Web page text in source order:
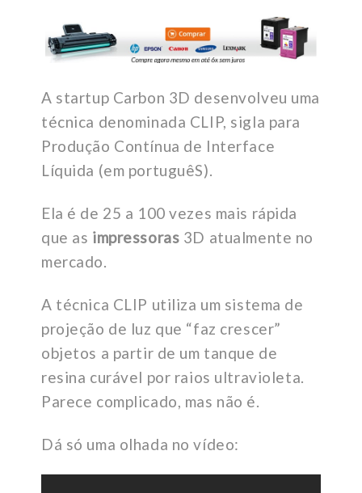
A startup Carbon 3D desenvolveu uma
técnica denominada CLIP, sigla para
Produção Contínua de Interface
Líquida (em portuguêS).
Ela é de 25 a 100 vezes mais rápida
que as impressoras 3D atualmente no
mercado.
A técnica CLIP utiliza um sistema de
projeção de luz que “faz crescer”
objetos a partir de um tanque de
resina curável por raios ultravioleta.
Parece complicado, mas não é.
Dá só uma olhada no vídeo: